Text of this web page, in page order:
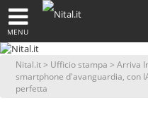
MENU
Nital.it> Ufficio stampa > Arriva
smartphone d'avanguardia, con
perfetta